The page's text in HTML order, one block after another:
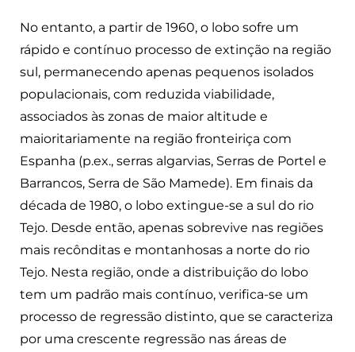
No entanto, a partir de 1960, o lobo sofre um
rápido e contínuo processo de extinção na região
sul, permanecendo apenas pequenos isolados
populacionais, com reduzida viabilidade,
associados às zonas de maior altitude e
maioritariamente na região fronteiriça com
Espanha (p.ex., serras algarvias, Serras de Portel e
Barrancos, Serra de São Mamede). Em finais da
década de 1980, o lobo extingue-se a sul do rio
Tejo. Desde então, apenas sobrevive nas regiões
mais recônditas e montanhosas a norte do rio
Tejo. Nesta região, onde a distribuição do lobo
tem um padrão mais contínuo, verifica-se um
processo de regressão distinto, que se caracteriza
por uma crescente regressão nas áreas de